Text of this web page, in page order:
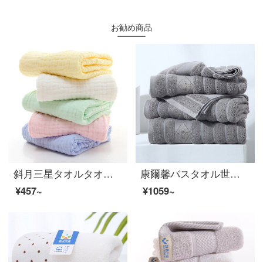
お勧め商品
斜月三星タオルタオル純綿乳幼児バスタオル六層ガーゼ綿のしわが大人の男女のベビータオル110*110 cm黄色のバスタオル
¥457~
康爾馨バスタオル世茂ヒルトンは五星ホテルの大タオル男女通用バスタオル純綿吸水紳士灰150*80 cmに授権しました。
¥1059~